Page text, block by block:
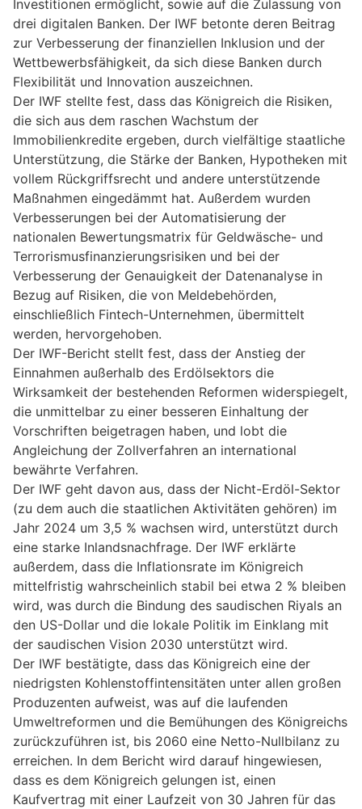
Investitionen ermöglicht, sowie auf die Zulassung von
drei digitalen Banken. Der IWF betonte deren Beitrag
zur Verbesserung der finanziellen Inklusion und der
Wettbewerbsfähigkeit, da sich diese Banken durch
Flexibilität und Innovation auszeichnen.
Der IWF stellte fest, dass das Königreich die Risiken,
die sich aus dem raschen Wachstum der
Immobilienkredite ergeben, durch vielfältige staatliche
Unterstützung, die Stärke der Banken, Hypotheken mit
vollem Rückgriffsrecht und andere unterstützende
Maßnahmen eingedämmt hat. Außerdem wurden
Verbesserungen bei der Automatisierung der
nationalen Bewertungsmatrix für Geldwäsche- und
Terrorismusfinanzierungsrisiken und bei der
Verbesserung der Genauigkeit der Datenanalyse in
Bezug auf Risiken, die von Meldebehörden,
einschließlich Fintech-Unternehmen, übermittelt
werden, hervorgehoben.
Der IWF-Bericht stellt fest, dass der Anstieg der
Einnahmen außerhalb des Erdölsektors die
Wirksamkeit der bestehenden Reformen widerspiegelt,
die unmittelbar zu einer besseren Einhaltung der
Vorschriften beigetragen haben, und lobt die
Angleichung der Zollverfahren an international
bewährte Verfahren.
Der IWF geht davon aus, dass der Nicht-Erdöl-Sektor
(zu dem auch die staatlichen Aktivitäten gehören) im
Jahr 2024 um 3,5 % wachsen wird, unterstützt durch
eine starke Inlandsnachfrage. Der IWF erklärte
außerdem, dass die Inflationsrate im Königreich
mittelfristig wahrscheinlich stabil bei etwa 2 % bleiben
wird, was durch die Bindung des saudischen Riyals an
den US-Dollar und die lokale Politik im Einklang mit
der saudischen Vision 2030 unterstützt wird.
Der IWF bestätigte, dass das Königreich eine der
niedrigsten Kohlenstoffintensitäten unter allen großen
Produzenten aufweist, was auf die laufenden
Umweltreformen und die Bemühungen des Königreichs
zurückzuführen ist, bis 2060 eine Netto-Nullbilanz zu
erreichen. In dem Bericht wird darauf hingewiesen,
dass es dem Königreich gelungen ist, einen
Kaufvertrag mit einer Laufzeit von 30 Jahren für das